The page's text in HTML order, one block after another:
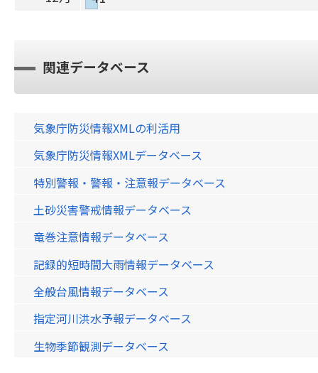
関連データベース
気象庁防災情報XMLの利活用
気象庁防災情報XMLデータベース
特別警報・警報・注意報データベース
土砂災害警戒情報データベース
竜巻注意情報データベース
記録的短時間大雨情報データベース
全般台風情報データベース
指定河川洪水予報データベース
生物季節観測データベース